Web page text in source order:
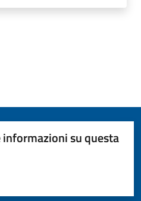
su questa
su 5
5